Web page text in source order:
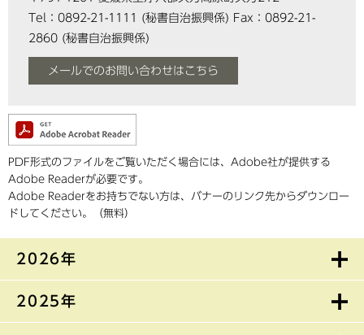
2026年
2025年
Tel：0892-21-1111
(秘書自治振興係) Fax：0892-21-
2860 (秘書自治振興係)
メールでのお問い合わせはこちら
PDF形式のファイルをご覧いただく場合には、Adobe社が提供する
Adobe Readerが必要です。
Adobe Readerをお持ちでない方は、バナーのリンク先からダウンロー
ドしてください。（無料）